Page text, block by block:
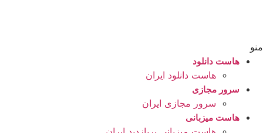
منو
هاست دانلود
هاست دانلود ایران
سرور مجازی
سرور مجازی ایران
هاست میزبانی